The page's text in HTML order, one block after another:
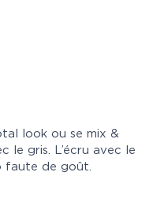
look ou se mix &
le gris. L’écru avec le
faute de goût.